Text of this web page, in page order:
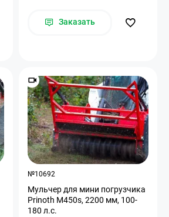
Заказать
№10692
Мульчер для мини погрузчика
Prinoth M450s, 2200 мм, 100-
180 л.с.